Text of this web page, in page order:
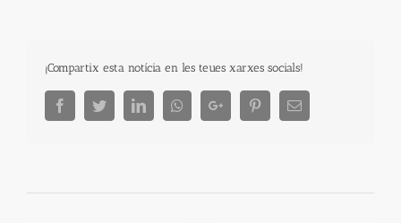
¡Compartix esta notícia en les teues xarxes socials!
FacebookTwitterLinkedInWhatsappGoogle+ PinterestEmail